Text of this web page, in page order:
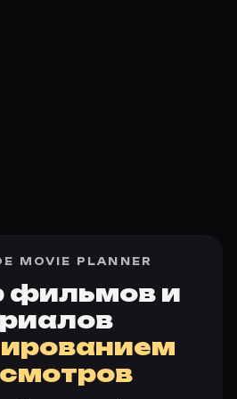
MOVIE PLANNER
фильмов и